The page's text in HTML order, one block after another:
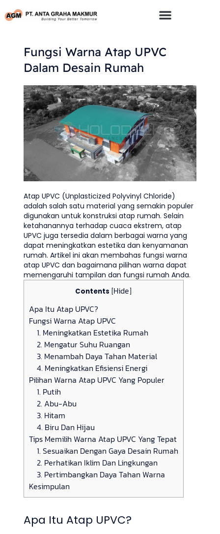
To
Fungsi Warna Atap UPVC
Dalam Desain Rumah
Atap UPVC (Unplasticized Polyvinyl Chloride)
adalah salah satu material yang semakin populer
digunakan untuk konstruksi atap rumah. Selain
ketahanannya terhadap cuaca ekstrem, atap
UPVC juga tersedia dalam berbagai warna yang
dapat meningkatkan estetika dan kenyamanan
rumah. Artikel ini akan membahas fungsi warna
atap UPVC dan bagaimana pilihan warna dapat
memengaruhi tampilan dan fungsi rumah Anda.
Contents Hide
Apa Itu Atap UPVC?
Fungsi Warna Atap UPVC
1. Meningkatkan Estetika Rumah
2. Mengatur Suhu Ruangan
3. Menambah Daya Tahan Material
4. Meningkatkan Efisiensi Energi
Pilihan Warna Atap UPVC Yang Populer
1. Putih
2. Abu-Abu
3. Hitam
4. Biru Dan Hijau
Tips Memilih Warna Atap UPVC Yang Tepat
1. Sesuaikan Dengan Gaya Desain Rumah
2. Perhatikan Iklim Dan Lingkungan
3. Pertimbangkan Daya Tahan Warna
Kesimpulan
Apa Itu Atap UPVC?